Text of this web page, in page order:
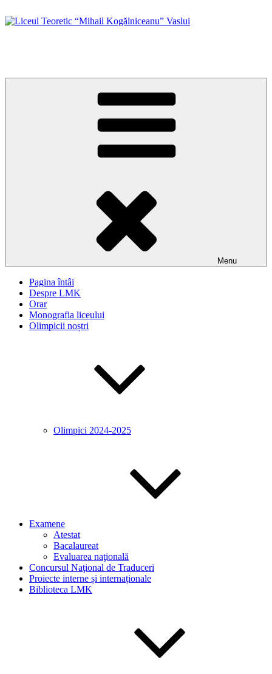
to
Menu
Pagina întâi
Despre LMK
Orar
Monografia liceului
Olimpicii noștri
Olimpici 2024-2025
Examene
Atestat
Bacalaureat
Evaluarea naţională
Concursul Naţional de Traduceri
Proiecte interne și internaționale
Biblioteca LMK